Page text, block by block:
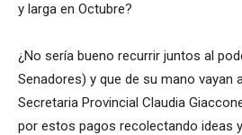
y larga en Octubre?
¿No sería bueno recurrir juntos al
Senadores) y que de su mano vayan
Secretaria Provincial Claudia
por estos pagos recolectando ideas